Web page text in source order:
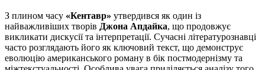
З плином часу «Кентавр» утвердився як один із
найважливіших творів Джона Апдайка, що продовжує
викликати дискусії та інтерпретації. Сучасні літературознавці
часто розглядають його як ключовий текст, що демонструє
еволюцію американського роману в бік постмодернізму та